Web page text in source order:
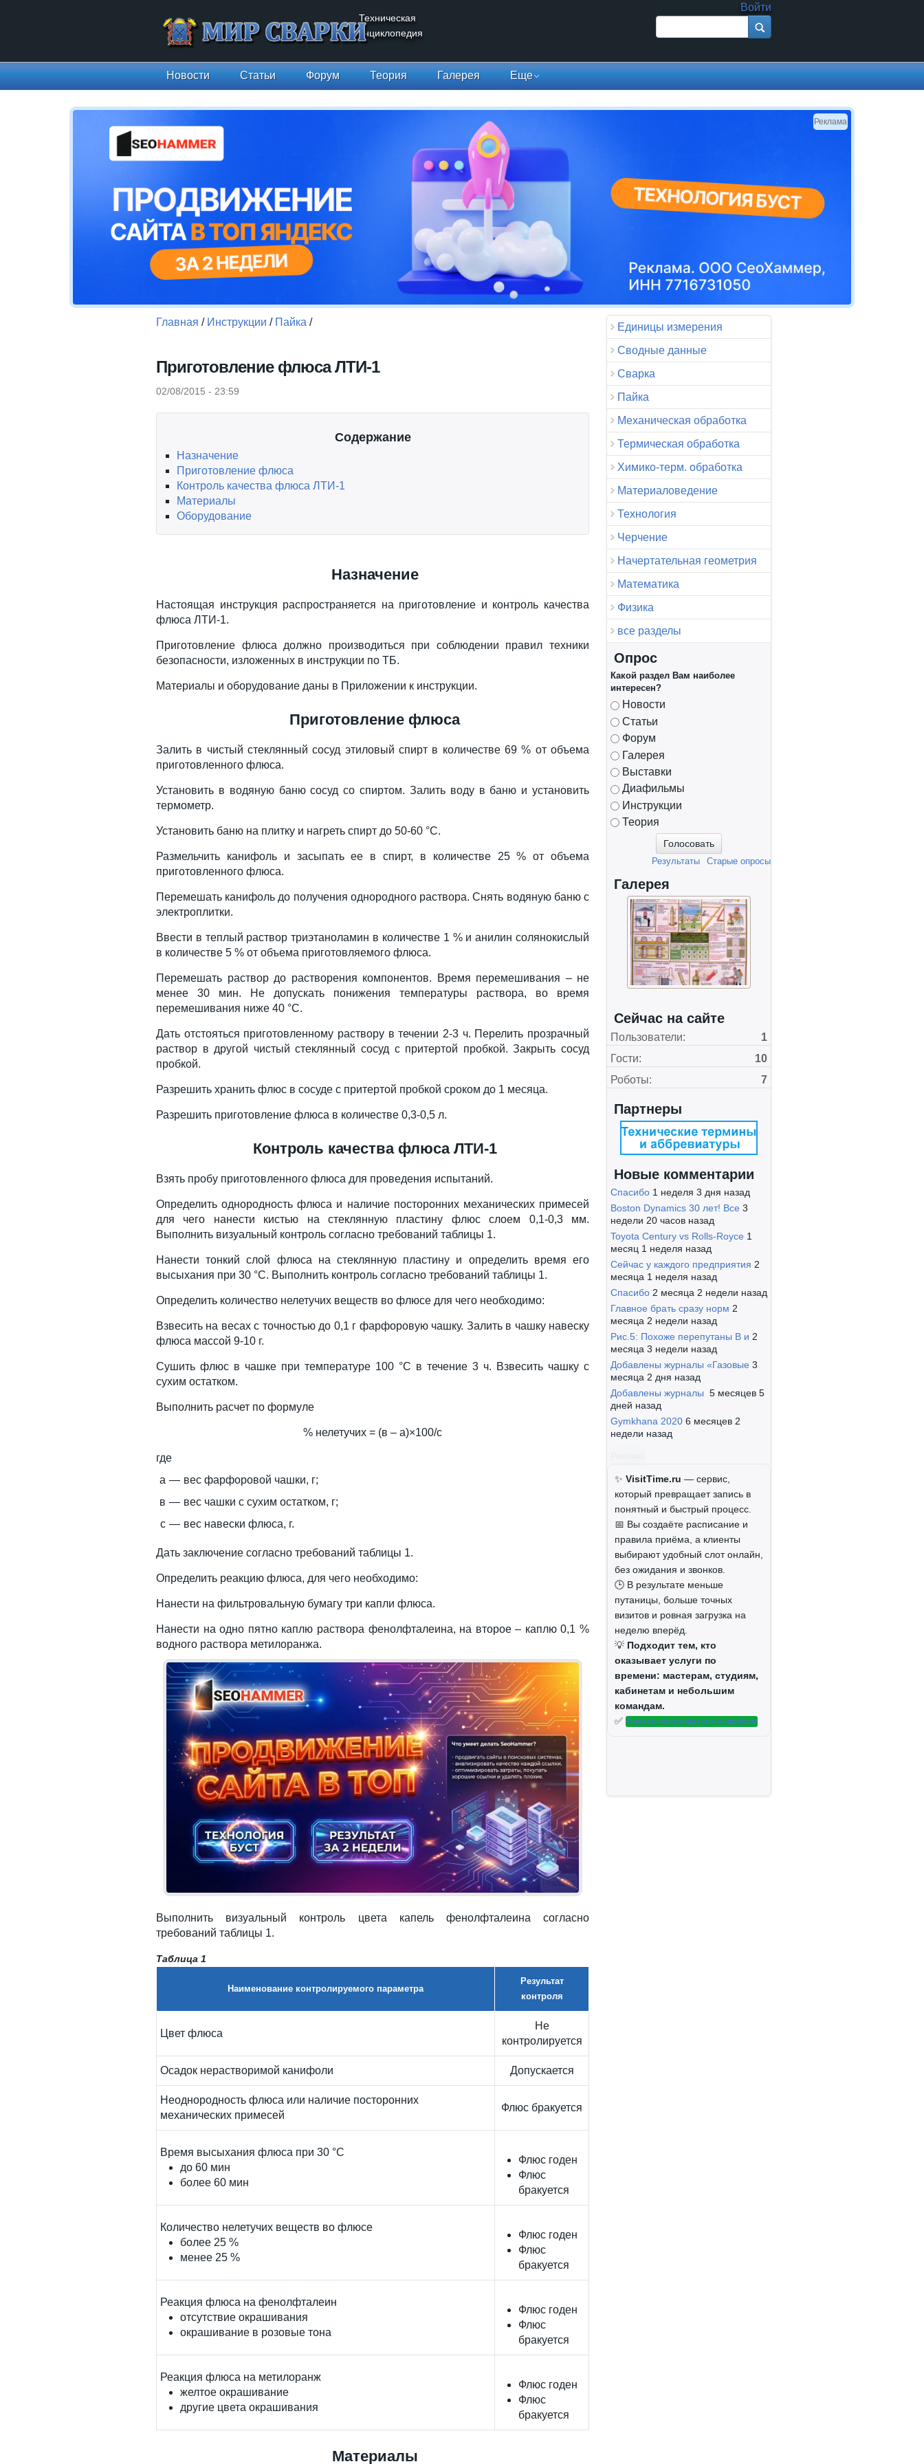
Техническая
энциклопедия
Войти
Форма поиска
Новости Статьи Форум Теория Галерея Еще
Реклама
Главная / Инструкции / Пайка /
Приготовление флюса ЛТИ-1
02/08/2015 - 23:59
Содержание
Назначение
Приготовление флюса
Контроль качества флюса ЛТИ-1
Материалы
Оборудование
Назначение
Настоящая инструкция распространяется на приготовление и контроль качества
флюса ЛТИ-1.
Приготовление флюса должно производиться при соблюдении правил техники
безопасности, изложенных в инструкции по ТБ.
Материалы и оборудование даны в Приложении к инструкции.
Приготовление флюса
Залить в чистый стеклянный сосуд этиловый спирт в количестве 69 % от объема
приготовленного флюса.
Установить в водяную баню сосуд со спиртом. Залить воду в баню и установить
термометр.
Установить баню на плитку и нагреть спирт до 50-60 °С.
Размельчить канифоль и засыпать ее в спирт, в количестве 25 % от объема
приготовленного флюса.
Перемешать канифоль до получения однородного раствора. Снять водяную баню с
электроплитки.
Ввести в теплый раствор триэтаноламин в количестве 1 % и анилин солянокислый
в количестве 5 % от объема приготовляемого флюса.
Перемешать раствор до растворения компонентов. Время перемешивания – не
менее 30 мин. Не допускать понижения температуры раствора, во время
перемешивания ниже 40 °С.
Дать отстояться приготовленному раствору в течении 2-3 ч. Перелить прозрачный
раствор в другой чистый стеклянный сосуд с притертой пробкой. Закрыть сосуд
пробкой.
Разрешить хранить флюс в сосуде с притертой пробкой сроком до 1 месяца.
Разрешить приготовление флюса в количестве 0,3-0,5 л.
Контроль качества флюса ЛТИ-1
Взять пробу приготовленного флюса для проведения испытаний.
Определить однородность флюса и наличие посторонних механических примесей
для чего нанести кистью на стеклянную пластину флюс слоем 0,1-0,3 мм.
Выполнить визуальный контроль согласно требований таблицы 1.
Нанести тонкий слой флюса на стеклянную пластину и определить время его
высыхания при 30 °С. Выполнить контроль согласно требований таблицы 1.
Определить количество нелетучих веществ во флюсе для чего необходимо:
Взвесить на весах с точностью до 0,1 г фарфоровую чашку. Залить в чашку навеску
флюса массой 9-10 г.
Сушить флюс в чашке при температуре 100 °С в течение 3 ч. Взвесить чашку с
сухим остатком.
Выполнить расчет по формуле
% нелетучих = (в – а)×100/с
где
а — вес фарфоровой чашки, г;
в — вес чашки с сухим остатком, г;
с — вес навески флюса, г.
Дать заключение согласно требований таблицы 1.
Определить реакцию флюса, для чего необходимо:
Нанести на фильтровальную бумагу три капли флюса.
Нанести на одно пятно каплю раствора фенолфталеина, на второе – каплю 0,1 %
водного раствора метилоранжа.
Реклама
Выполнить визуальный контроль цвета капель фенолфталеина согласно
требований таблицы 1.
Таблица 1
Наименование контролируемого параметра
Результат
контроля
Цвет флюса
Не
контролируется
Осадок нерастворимой канифоли Допускается
Неоднородность флюса или наличие посторонних
механических примесей
Флюс бракуется
Время высыхания флюса при 30 °С
до 60 мин
более 60 мин
Флюс годен
Флюс
бракуется
Количество нелетучих веществ во флюсе
более 25 %
менее 25 %
Флюс годен
Флюс
бракуется
Реакция флюса на фенолфталеин
отсутствие окрашивания
окрашивание в розовые тона
Флюс годен
Флюс
бракуется
Реакция флюса на метилоранж
желтое окрашивание
другие цвета окрашивания
Флюс годен
Флюс
бракуется
Материалы
Единицы измерения
Сводные данные
Сварка
Пайка
Механическая обработка
Термическая обработка
Химико-терм. обработка
Материаловедение
Технология
Черчение
Начертательная геометрия
Математика
Физика
все разделы
Опрос
Какой раздел Вам наиболее
интересен?
Варианты
Новости
Статьи
Форум
Галерея
Выставки
Диафильмы
Инструкции
Теория
Старые опросы
Результаты
Галерея
Сейчас на сайте
Пользователи:
1
Гости:
10
Роботы:
7
Партнеры
Новые комментарии
Спасибо 1 неделя 3 дня назад
Boston Dynamics 30 лет! Все 3
недели 20 часов назад
Toyota Century vs Rolls-Royce 1
месяц 1 неделя назад
Сейчас у каждого предприятия 2
месяца 1 неделя назад
Спасибо 2 месяца 2 недели назад
Главное брать сразу норм 2
месяца 2 недели назад
Рис.5: Похоже перепутаны B и 2
месяца 3 недели назад
Добавлены журналы «Газовые 3
месяца 2 дня назад
Добавлены журналы 5 месяцев 5
дней назад
Gymkhana 2020 6 месяцев 2
недели назад
✨ VisitTime.ru — сервис,
который превращает запись в
понятный и быстрый процесс.
📅 Вы создаёте расписание и
правила приёма, а клиенты
выбирают удобный слот онлайн,
без ожидания и звонков.
🕒 В результате меньше
путаницы, больше точных
визитов и ровная загрузка на
неделю вперёд.
💡 Подходит тем, кто
оказывает услуги по
времени: мастерам, студиям,
кабинетам и небольшим
командам.
✅ Начать пользоваться сервисом